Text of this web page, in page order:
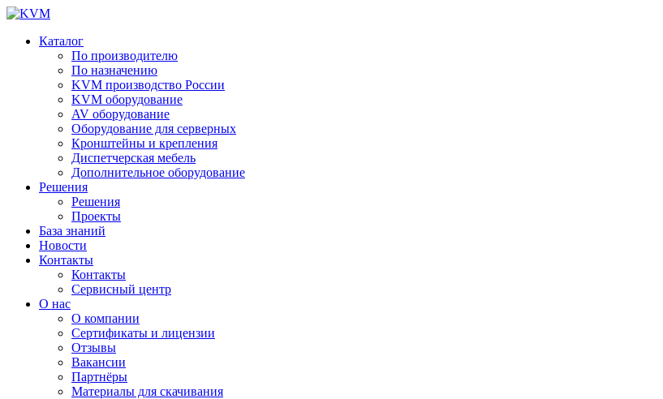
Каталог
По производителю
По назначению
KVM производство России
KVM оборудование
AV оборудование
Оборудование для серверных
Кронштейны и крепления
Диспетчерская мебель
Дополнительное оборудование
Решения
Решения
Проекты
База знаний
Новости
Контакты
Контакты
Сервисный центр
О нас
О компании
Сертификаты и лицензии
Отзывы
Вакансии
Партнёры
Материалы для скачивания